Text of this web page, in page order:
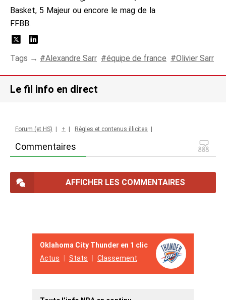
Basket, 5 Majeur ou encore le mag de la
FFBB.
Tags → Alexandre Sarr équipe de france Olivier Sarr
Le fil info en direct
Commentaires
Forum (et HS) + Règles et contenus illicites
AFFICHER LES COMMENTAIRES
Oklahoma City Thunder en 1 clic
Actus
Stats Classement